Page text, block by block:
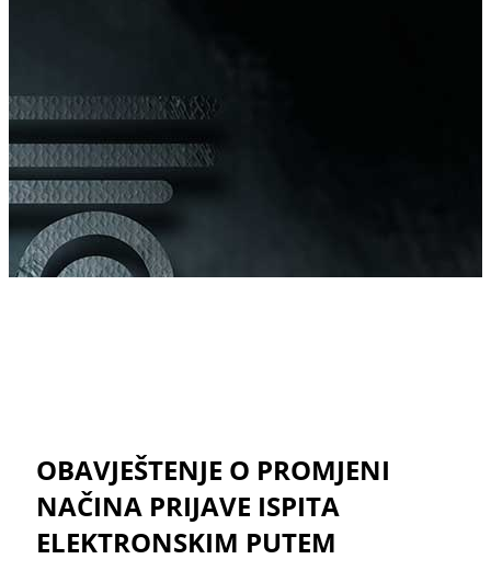
OBAVJEŠTENJE O PROMJENI
NAČINA PRIJAVE ISPITA
ELEKTRONSKIM PUTEM